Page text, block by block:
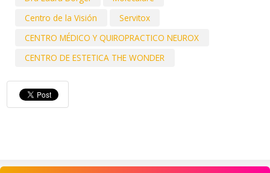
Centro de la Visión
Servitox
CENTRO MÉDICO Y QUIROPRACTICO NEUROX
CENTRO DE ESTETICA THE WONDER